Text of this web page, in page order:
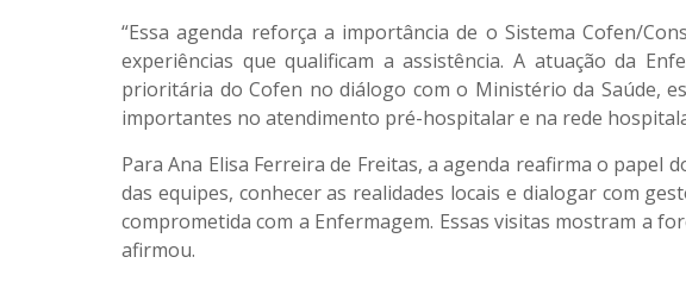
“Essa agenda reforça a importância de o Sistema Cofen/
experiências que qualificam a assistência. A atuação da
prioritária do Cofen no diálogo com o Ministério da Saúde,
importantes no atendimento pré-hospitalar e na rede
Para Ana Elisa Ferreira de Freitas, a agenda reafirma o papel
das equipes, conhecer as realidades locais e dialogar com
comprometida com a Enfermagem. Essas visitas mostram a
afirmou.